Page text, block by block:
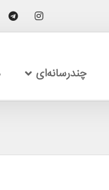
چندرسانه‌ای